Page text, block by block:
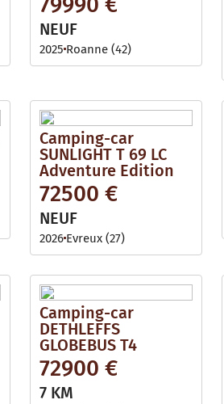
NEUF
2025 Roanne (42)
Camping-car
SUNLIGHT T 69 LC
Adventure Edition
72500 €
NEUF
2026 Evreux (27)
Camping-car
DETHLEFFS
GLOBEBUS T4
72900 €
7 KM